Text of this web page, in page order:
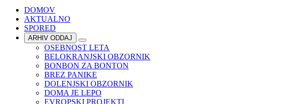
DOMOV
AKTUALNO
SPORED
ARHIV ODDAJ
OSEBNOST LETA
BELOKRANJSKI OBZORNIK
BONBON ZA BONTON
BREZ PANIKE
DOLENJSKI OBZORNIK
DOMA JE LEPO
EVROPSKI PROJEKTI